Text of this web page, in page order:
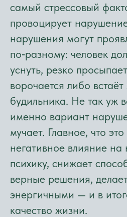
самый стрессовый
провоцирует
нарушения могут
по‑разному: человек
уснуть, резко
ворочается либо
будильника. Не так уж
именно вариант
мучает. Главное, что
негативное влияние
психику, снижает
верные решения,
энергичными — и в
качество жизни.